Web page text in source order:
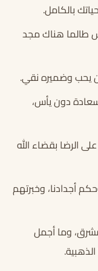
بالكامل.
طالما هناك مجد
يحب وضميره نقي.
دون يأس،
الرضا بقضاء الله
أجدادنا، وخبرتهم
وما أجمل